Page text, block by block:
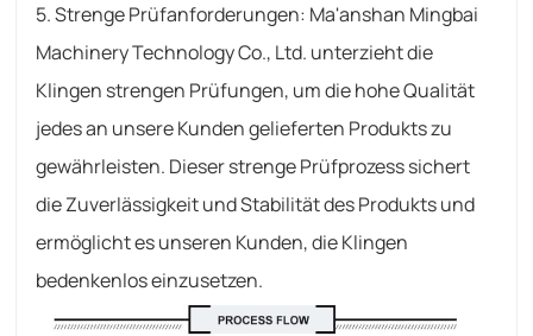
5. Strenge Prüfanforderungen: Ma'anshan Mingbai
Machinery Technology Co., Ltd. unterzieht die
Klingen strengen Prüfungen, um die hohe Qualität
jedes an unsere Kunden gelieferten Produkts zu
gewährleisten. Dieser strenge Prüfprozess sichert
die Zuverlässigkeit und Stabilität des Produkts und
ermöglicht es unseren Kunden, die Klingen
bedenkenlos einzusetzen.